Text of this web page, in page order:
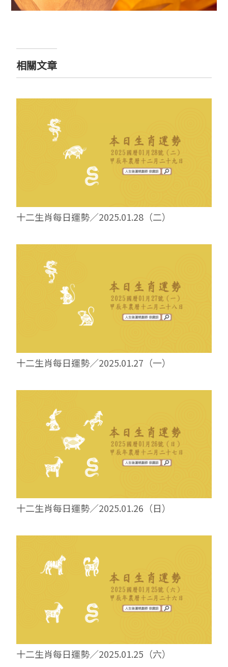
相關文章
十二生肖每日運勢／2025.01.28（二）
十二生肖每日運勢／2025.01.27（一）
十二生肖每日運勢／2025.01.26（日）
十二生肖每日運勢／2025.01.25（六）